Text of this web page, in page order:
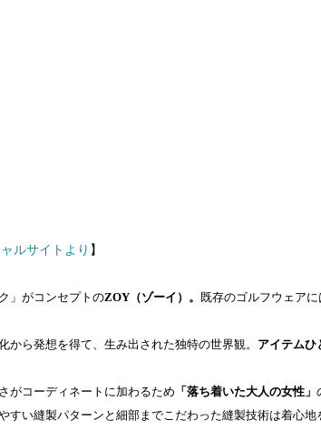
ルサイトより 】
」がコンセプトのZOY（ゾーイ）。 既存のゴルフウェア
から発想を得て、生み出された独特の世界観。 アイテムひ
がコーディネートに加わるため 「落ち着いた大人の女性」
すい縫製パターンと細部までこだわった縫製技術は着心地